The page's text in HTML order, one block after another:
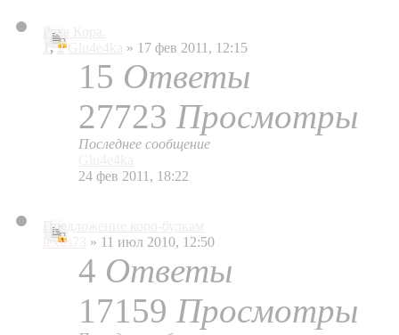
Раса Кора.
,2 » 17 фев 2011, 12:15
15 Ответы
27723 Просмотры
Последнее сообщение
24 фев 2011, 18:22
Предложение коро-булкам
lexus73
» 11 июл 2010, 12:50
4 Ответы
17159 Просмотры